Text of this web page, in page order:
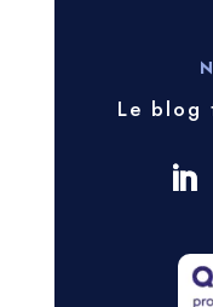
Le blog